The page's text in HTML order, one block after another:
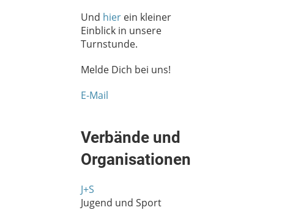
Und hier ein kleiner
Einblick in unsere
Turnstunde.
Melde Dich bei uns!
E-Mail
Verbände und
Organisationen
J+S
Jugend und Sport